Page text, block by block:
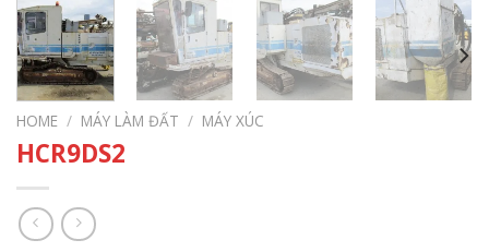
HOME / MÁY LÀM ĐẤT / MÁY XÚC
HCR9DS2